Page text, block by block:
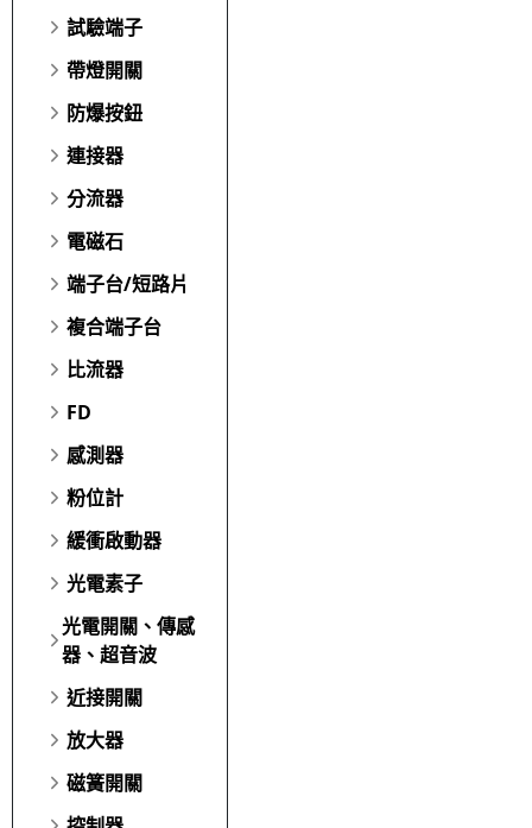
試驗端子
帶燈開關
防爆按鈕
連接器
分流器
電磁石
端子台/短路片
複合端子台
比流器
FD
感測器
粉位計
緩衝啟動器
光電素子
光電開關、傳感
器、超音波
近接開關
放大器
磁簧開關